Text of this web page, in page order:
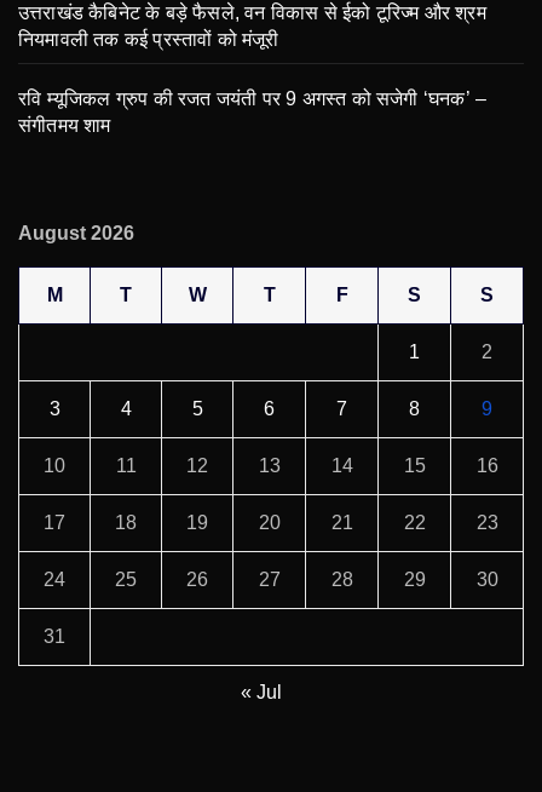
उत्तराखंड कैबिनेट के बड़े फैसले, वन विकास से ईको टूरिज्म और श्रम
नियमावली तक कई प्रस्तावों को मंजूरी
रवि म्यूजिकल ग्रुप की रजत जयंती पर 9 अगस्त को सजेगी ‘घनक’ –
संगीतमय शाम
August 2026
M T W T F S S
1 2
3 4 5 6 7 8 9
10 11 12 13 14 15 16
17 18 19 20 21 22 23
24 25 26 27 28 29 30
31
« Jul